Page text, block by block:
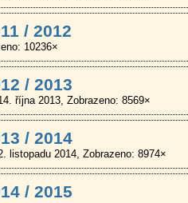
/ 2012
10236×
/ 2013
října 2013 Zobrazeno: 8569×
/ 2014
listopadu 2014 Zobrazeno: 8974×
/ 2015